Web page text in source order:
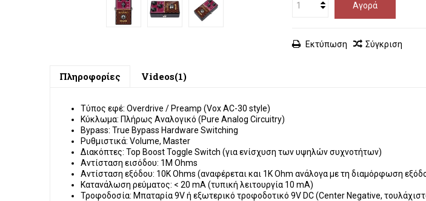
Αγορά
Εκτύπωση Σύγκριση
Πληροφορίες Videos(1)
Τύπος εφέ: Overdrive / Preamp (Vox AC-30 style)
Κύκλωμα: Πλήρως Αναλογικό (Pure Analog Circuitry)
Bypass: True Bypass Hardware Switching
Ρυθμιστικά: Volume, Master
Διακόπτες: Top Boost Toggle Switch (για ενίσχυση των υψηλών συχνοτήτων)
Αντίσταση εισόδου: 1M Ohms
Αντίσταση εξόδου: 10K Ohms (αναφέρεται και 1K Ohm ανάλογα με τη διαμόρφωση
Κατανάλωση ρεύματος: < 20 mA (τυπική λειτουργία 10 mA)
Τροφοδοσία: Μπαταρία 9V ή εξωτερικό τροφοδοτικό 9V DC (Center Negative,